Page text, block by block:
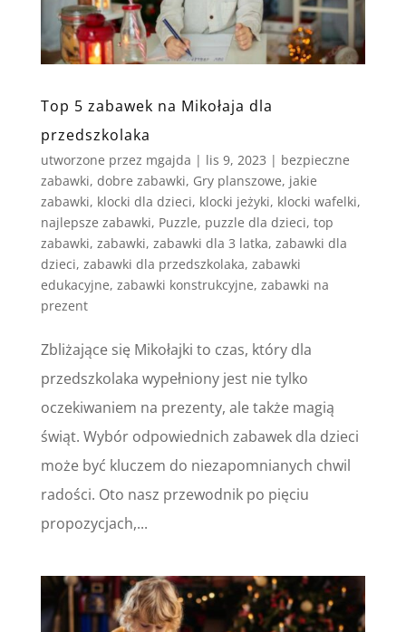
Top 5 zabawek na Mikołaja dla
przedszkolaka
utworzone przez mgajda | lis 9, 2023 | bezpieczne
zabawki, dobre zabawki, Gry planszowe, jakie
zabawki, klocki dla dzieci, klocki jeżyki, klocki wafelki,
najlepsze zabawki, Puzzle, puzzle dla dzieci, top
zabawki, zabawki, zabawki dla 3 latka, zabawki dla
dzieci, zabawki dla przedszkolaka, zabawki
edukacyjne, zabawki konstrukcyjne, zabawki na
prezent
Zbliżające się Mikołajki to czas, który dla
przedszkolaka wypełniony jest nie tylko
oczekiwaniem na prezenty, ale także magią
świąt. Wybór odpowiednich zabawek dla dzieci
może być kluczem do niezapomnianych chwil
radości. Oto nasz przewodnik po pięciu
propozycjach,...